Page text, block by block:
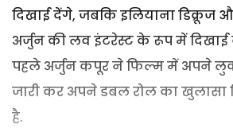
दिखाई देंगे, जबकि इलियाना डिक्रूज
अर्जुन की लव इंटरेस्ट के रूप में दिखाई
पहले अर्जुन कपूर ने फिल्म में अपने
जारी कर अपने डबल रोल का खुलासा
है.